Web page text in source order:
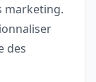
marketing.
des